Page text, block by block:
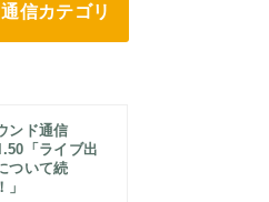
信カテゴリ
ンド通信
「ライブ出
ついて続
」